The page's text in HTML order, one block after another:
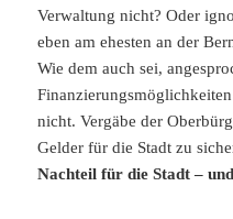
Verwaltung nicht? Oder
eben am ehesten an der
Wie dem auch sei,
nicht. Vergäbe der
Gelder für die Stadt zu
Nachteil für die Stadt –